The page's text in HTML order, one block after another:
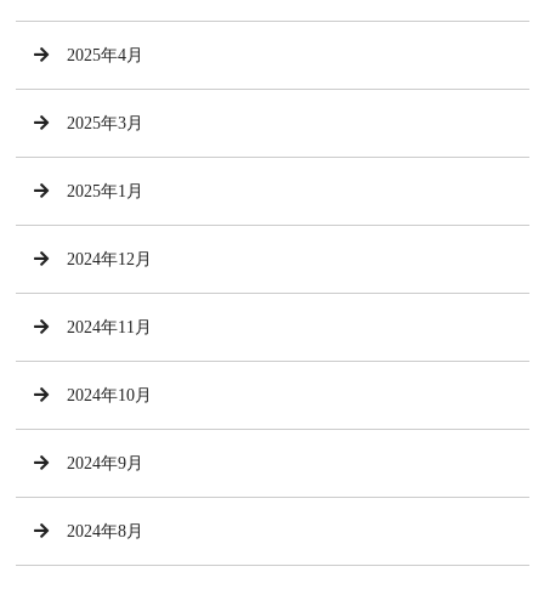
2025年4月
2025年3月
2025年1月
2024年12月
2024年11月
2024年10月
2024年9月
2024年8月